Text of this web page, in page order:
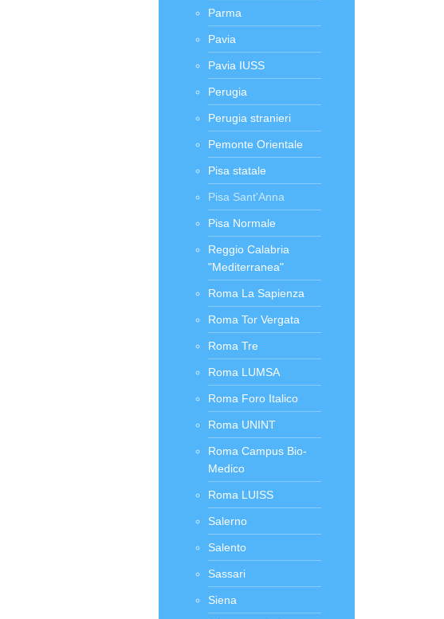
Parma
Pavia
Pavia IUSS
Perugia
Perugia stranieri
Pemonte Orientale
Pisa statale
Pisa Sant'Anna
Pisa Normale
Reggio Calabria
"Mediterranea"
Roma La Sapienza
Roma Tor Vergata
Roma Tre
Roma LUMSA
Roma Foro Italico
Roma UNINT
Roma Campus Bio-
Medico
Roma LUISS
Salerno
Salento
Sassari
Siena